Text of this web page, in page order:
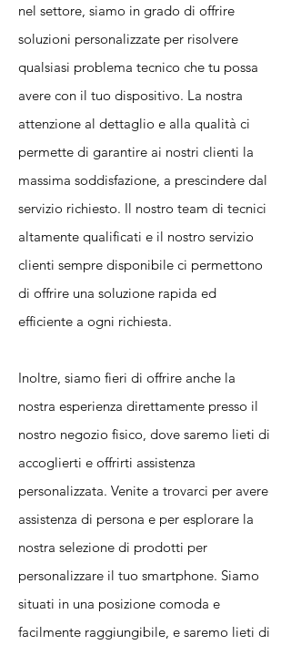
nel settore, siamo in grado di offrire
soluzioni personalizzate per risolvere
qualsiasi problema tecnico che tu possa
avere con il tuo dispositivo. La nostra
attenzione al dettaglio e alla qualità ci
permette di garantire ai nostri clienti la
massima soddisfazione, a prescindere dal
servizio richiesto. Il nostro team di tecnici
altamente qualificati e il nostro servizio
clienti sempre disponibile ci permettono
di offrire una soluzione rapida ed
efficiente a ogni richiesta.
Inoltre, siamo fieri di offrire anche la
nostra esperienza direttamente presso il
nostro negozio fisico, dove saremo lieti di
accoglierti e offrirti assistenza
personalizzata. Venite a trovarci per avere
assistenza di persona e per esplorare la
nostra selezione di prodotti per
personalizzare il tuo smartphone. Siamo
situati in una posizione comoda e
facilmente raggiungibile, e saremo lieti di